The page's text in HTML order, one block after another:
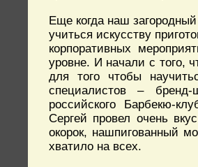
Еще когда наш
учиться искусству
корпоративных
уровне. И начали с того,
для того чтобы
специалистов –
российского Барбекю-
Сергей провел очень
окорок, нашпигованный
хватило на всех.